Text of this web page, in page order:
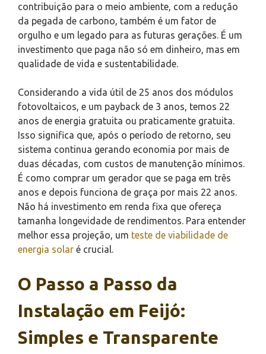
contribuição para o meio ambiente, com a redução
da pegada de carbono, também é um fator de
orgulho e um legado para as futuras gerações. É um
investimento que paga não só em dinheiro, mas em
qualidade de vida e sustentabilidade.
Considerando a vida útil de 25 anos dos módulos
fotovoltaicos, e um payback de 3 anos, temos 22
anos de energia gratuita ou praticamente gratuita.
Isso significa que, após o período de retorno, seu
sistema continua gerando economia por mais de
duas décadas, com custos de manutenção mínimos.
É como comprar um gerador que se paga em três
anos e depois funciona de graça por mais 22 anos.
Não há investimento em renda fixa que ofereça
tamanha longevidade de rendimentos. Para entender
melhor essa projeção, um teste de viabilidade de
energia solar é crucial.
O Passo a Passo da
Instalação em Feijó:
Simples e Transparente